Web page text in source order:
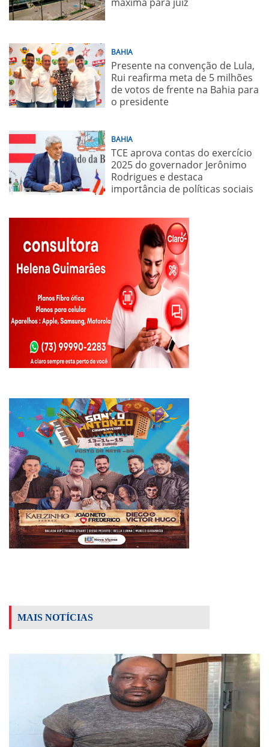
BAHIA
Presente na convenção de Lula,
Rui reafirma meta de 5 milhões
de votos de frente na Bahia para
o presidente
BAHIA
TCE aprova contas do exercício
2025 do governador Jerônimo
Rodrigues e destaca
importância de políticas sociais
MAIS NOTÍCIAS